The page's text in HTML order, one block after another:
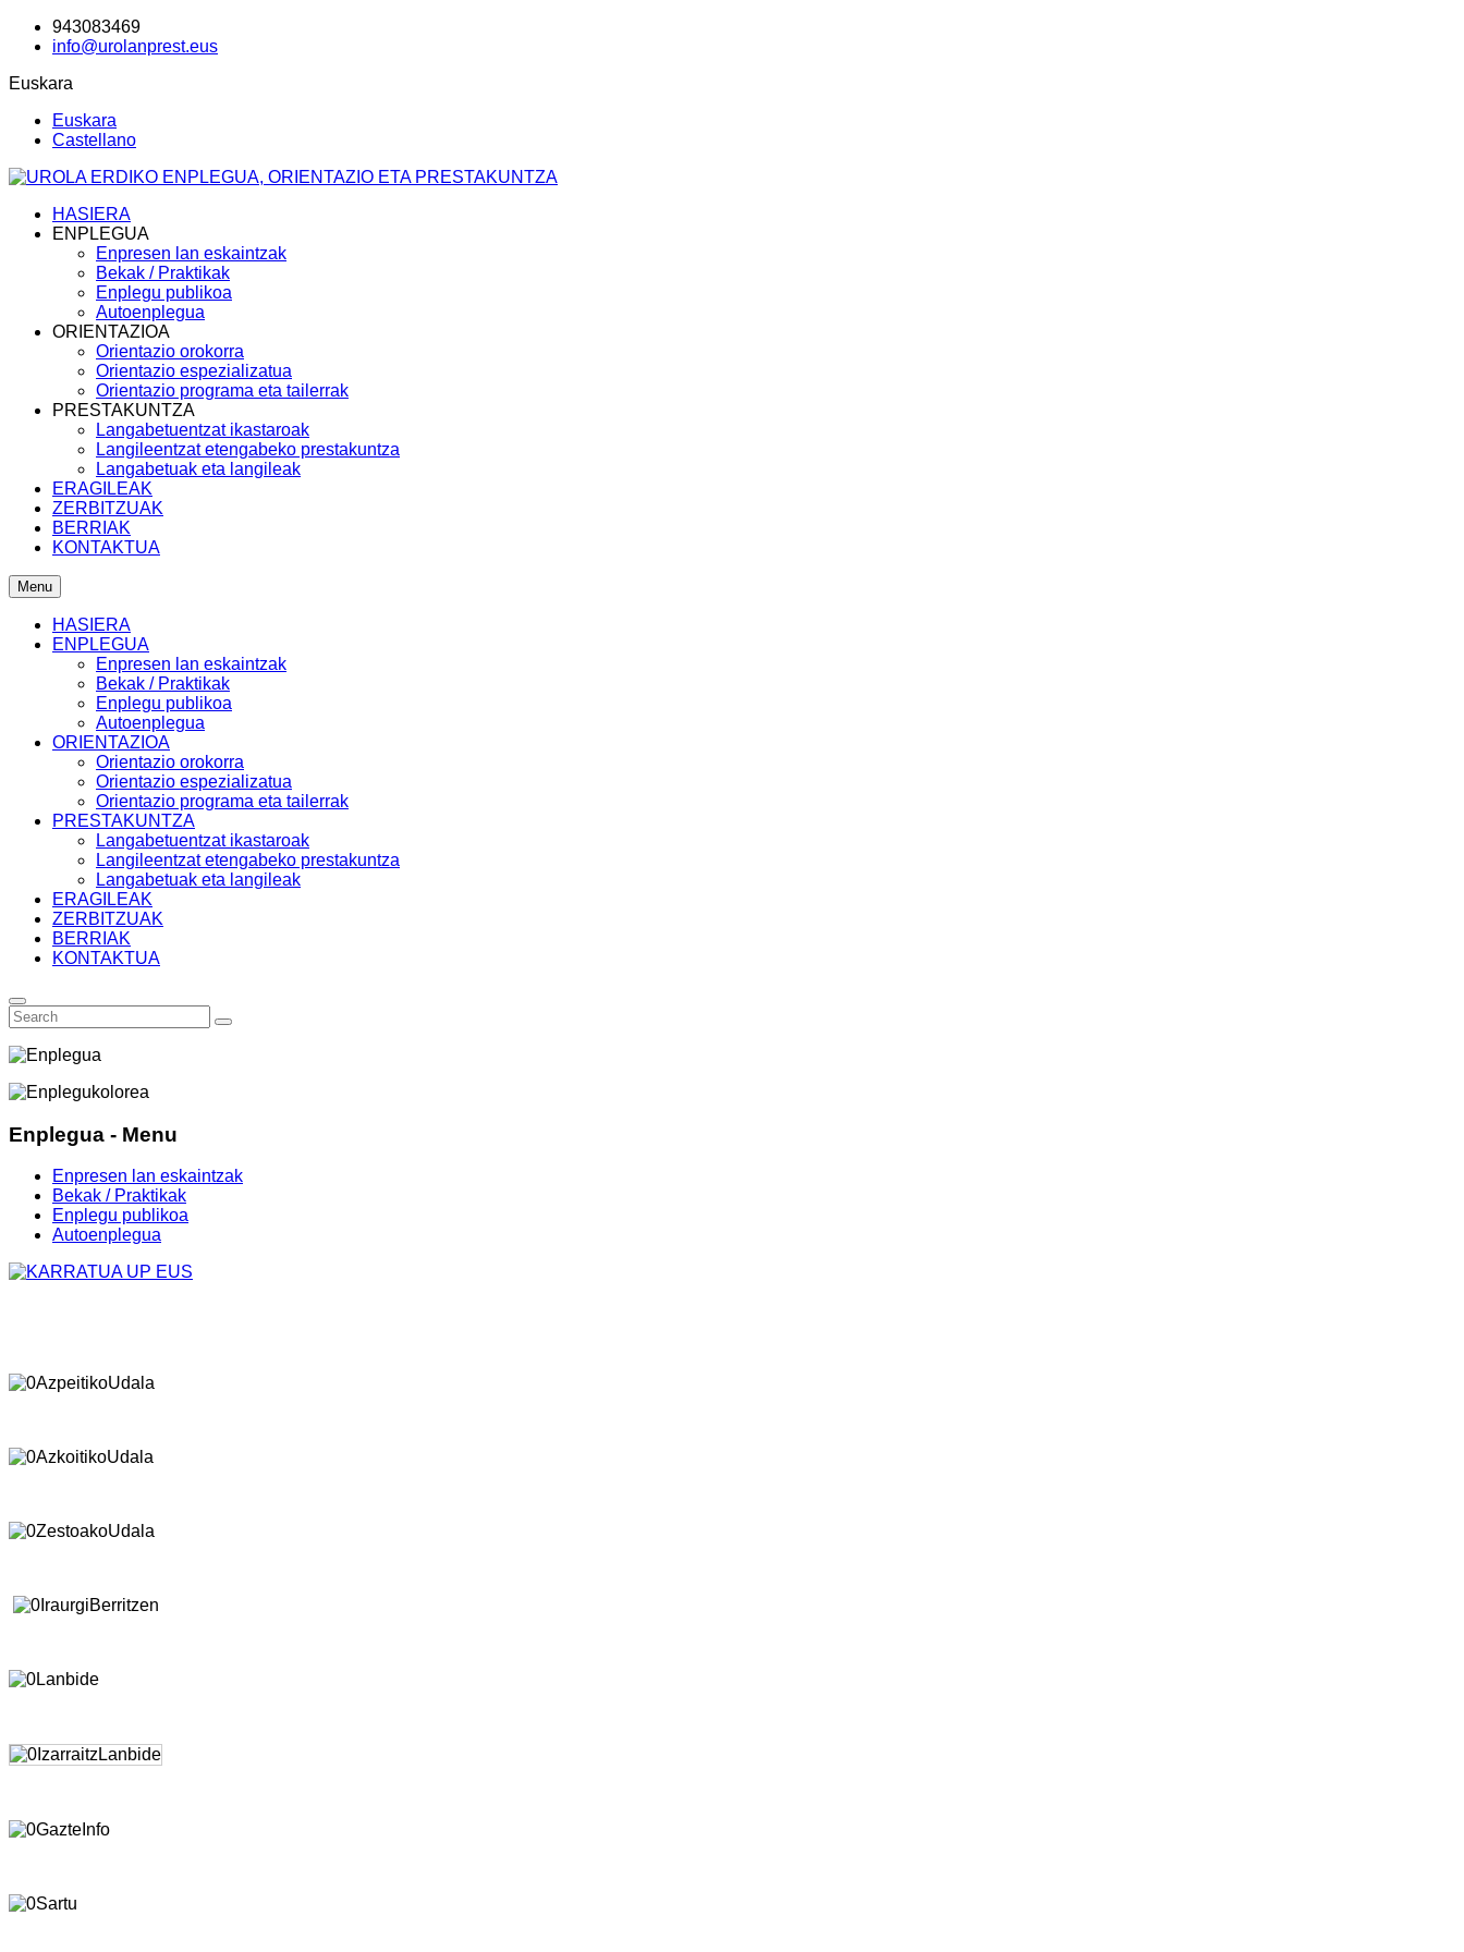
943083469
info@urolanprest.eus
Euskara
Euskara
Castellano
HASIERA
ENPLEGUA
Enpresen lan eskaintzak
Bekak / Praktikak
Enplegu publikoa
Autoenplegua
ORIENTAZIOA
Orientazio orokorra
Orientazio espezializatua
Orientazio programa eta tailerrak
PRESTAKUNTZA
Langabetuentzat ikastaroak
Langileentzat etengabeko prestakuntza
Langabetuak eta langileak
ERAGILEAK
ZERBITZUAK
BERRIAK
KONTAKTUA
Menu
HASIERA
ENPLEGUA
Enpresen lan eskaintzak
Bekak / Praktikak
Enplegu publikoa
Autoenplegua
ORIENTAZIOA
Orientazio orokorra
Orientazio espezializatua
Orientazio programa eta tailerrak
PRESTAKUNTZA
Langabetuentzat ikastaroak
Langileentzat etengabeko prestakuntza
Langabetuak eta langileak
ERAGILEAK
ZERBITZUAK
BERRIAK
KONTAKTUA
Enplegua - Menu
Enpresen lan eskaintzak
Bekak / Praktikak
Enplegu publikoa
Autoenplegua